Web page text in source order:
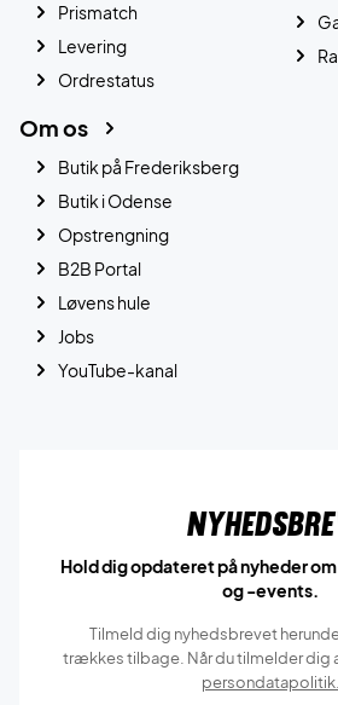
Prismatch
Levering
Ordrestatus
Om os
Butik på Frederiksberg
Butik i Odense
Opstrengning
B2B Portal
Løvens hule
Jobs
YouTube-kanal
Hold dig opdateret på nyheder
og -events.
Tilmeld dig nyhedsbrevet
trækkes tilbage. Når du tilmelder dig
persondatapolitik.